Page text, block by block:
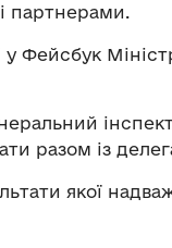
партнерами.
у Фейсбук
разом із
якої